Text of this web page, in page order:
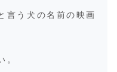
言う犬の名前の映画
。